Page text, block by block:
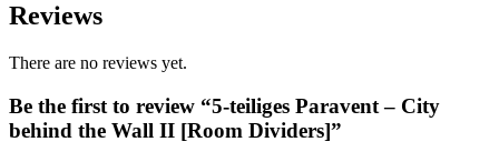
Reviews
There are no reviews yet.
Be the first to review “5-teiliges Paravent – City
behind the Wall II [Room Dividers]”